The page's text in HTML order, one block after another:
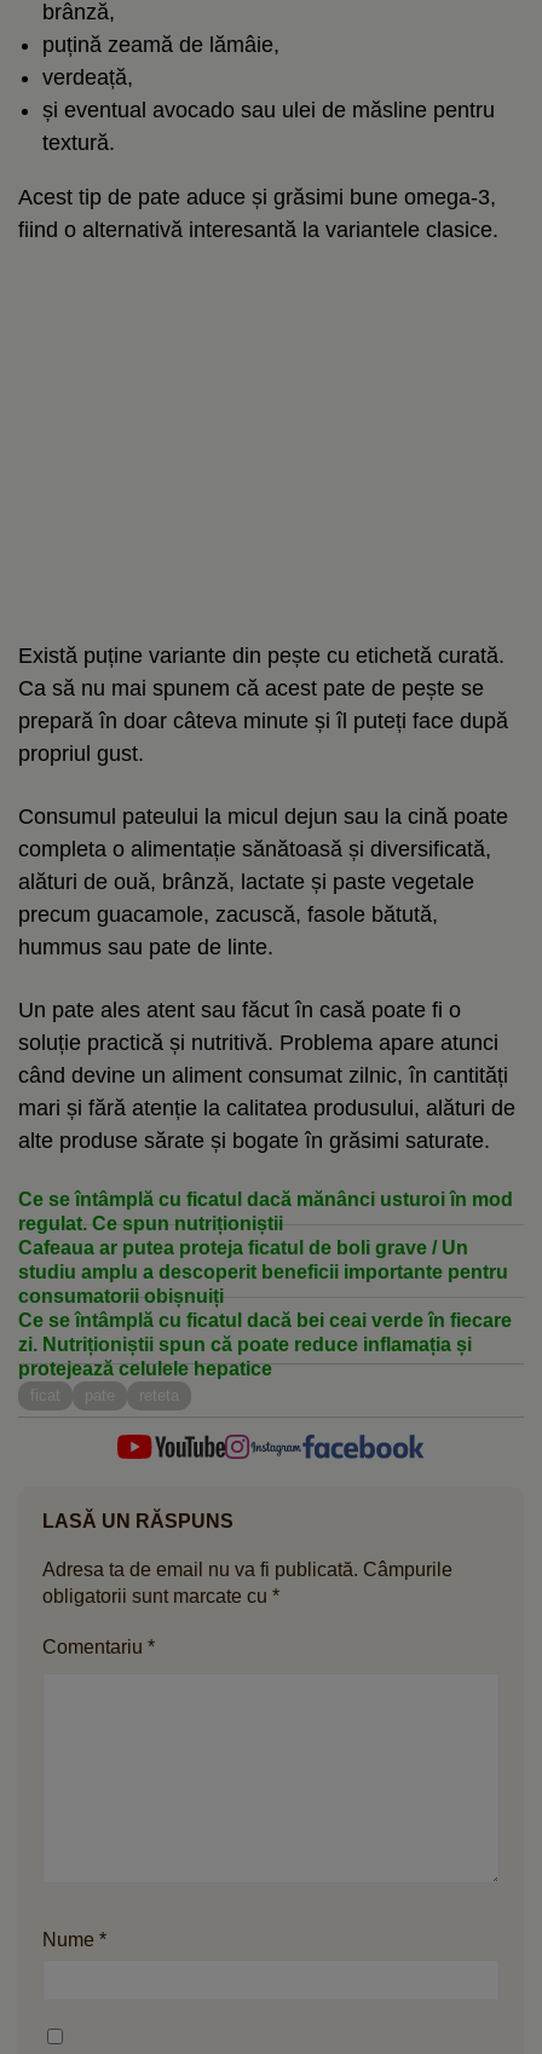
brânză,
puțină zeamă de lămâie,
verdeață,
și eventual avocado sau ulei de măsline pentru
textură.
Acest tip de pate aduce și grăsimi bune omega-3,
fiind o alternativă interesantă la variantele clasice.
Există puține variante din pește cu etichetă curată.
Ca să nu mai spunem că acest pate de pește se
prepară în doar câteva minute și îl puteți face după
propriul gust.
Consumul pateului la micul dejun sau la cină poate
completa o alimentație sănătoasă și diversificată,
alături de ouă, brânză, lactate și paste vegetale
precum guacamole, zacuscă, fasole bătută,
hummus sau pate de linte.
Un pate ales atent sau făcut în casă poate fi o
soluție practică și nutritivă. Problema apare atunci
când devine un aliment consumat zilnic, în cantități
mari și fără atenție la calitatea produsului, alături de
alte produse sărate și bogate în grăsimi saturate.
Ce se întâmplă cu ficatul dacă mănânci usturoi în mod
regulat. Ce spun nutriționiștii
Cafeaua ar putea proteja ficatul de boli grave / Un
studiu amplu a descoperit beneficii importante pentru
consumatorii obișnuiți
Ce se întâmplă cu ficatul dacă bei ceai verde în fiecare
zi. Nutriționiștii spun că poate reduce inflamația și
protejează celulele hepatice
ficat pate reteta
LASĂ UN RĂSPUNS
Adresa ta de email nu va fi publicată. Câmpurile
obligatorii sunt marcate cu *
Comentariu *
Nume *